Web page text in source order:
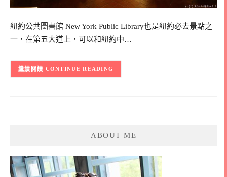
紐約公共圖書館 New York Public Library也是紐約必去景點之
一，在第五大道上，可以和紐約中…
CONTINUE READING
ABOUT ME